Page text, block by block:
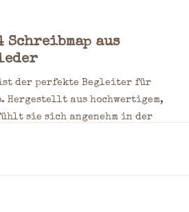
Schreibmap aus
ist der perfekte Begleiter für
Hergestellt aus hochwertigem,
sie sich angenehm in der